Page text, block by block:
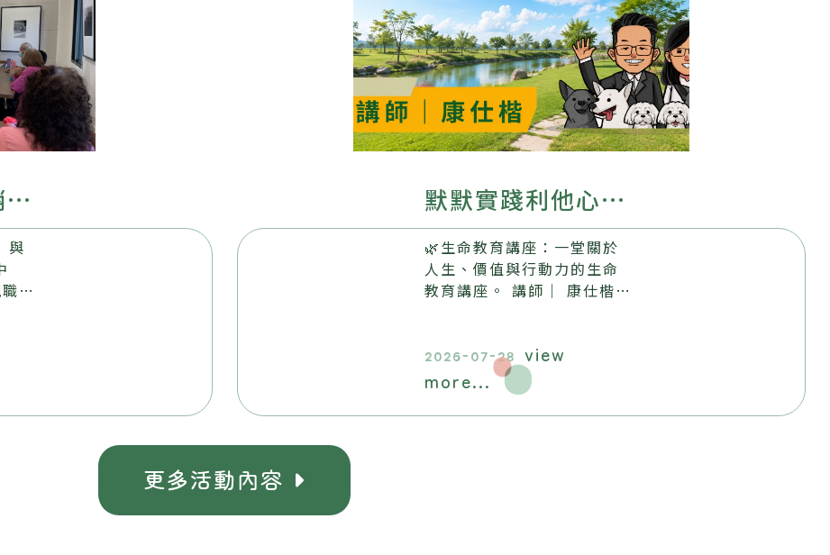
悄
宜
與
教
默默實踐利他心
── 默默書店與
流浪動物的故事
🌿生命教育講座：一堂關於
人生、價值與行動力的生命
教育講座。 講師｜ 康仕楷
玉蘭園，歡迎踴躍報名參加​
。
2026-07-28
view
more...
更多活動 內容